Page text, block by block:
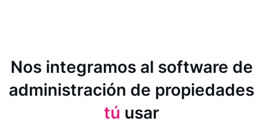
Nos integramos al software de
administración de propiedades
tú usar